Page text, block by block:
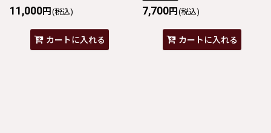
11,000円 (税込)
カートに入れる
7,700円 (税込)
カートに入れる